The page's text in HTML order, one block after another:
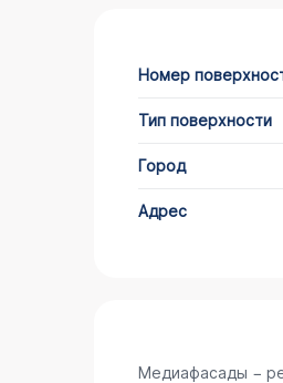
Номер
Тип поверхности
Город
Адрес
Медиафасады −